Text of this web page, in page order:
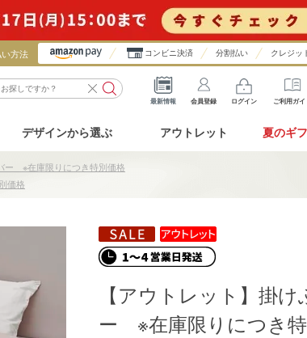
方法 コンビニ決済 分割払い クレジッ
最新情報 会員登録 ログイン ご利用ガイ
デザインから選ぶ アウトレット 夏のギ
ー ※在庫限りにつき特別価格
価格
【アウトレット】掛
ー ※在庫限りにつき